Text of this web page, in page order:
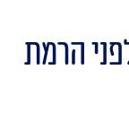
הרמת